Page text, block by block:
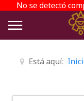
No se detectó
Está aquí: